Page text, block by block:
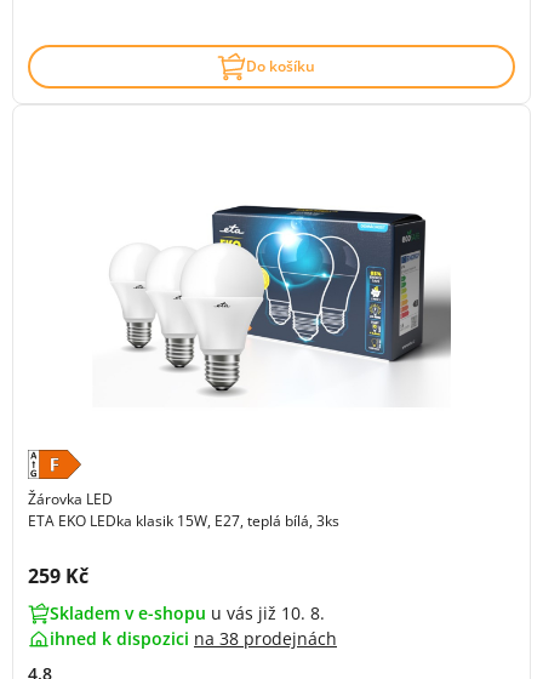
Do košíku
Žárovka LED
ETA EKO LEDka klasik 15W, E27, teplá bílá, 3ks
Cena s DPH:
259 Kč
Skladem v e-shopu u vás již 10. 8.
ihned k dispozici na 38 prodejnách
4.8